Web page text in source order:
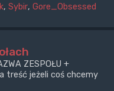
, Sybir, Gore_Obsessed
ZESPOŁU +
treść jeżeli coś chcemy